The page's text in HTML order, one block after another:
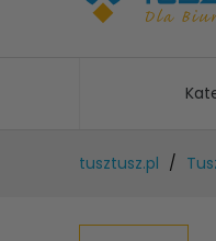
tusztusz.pl